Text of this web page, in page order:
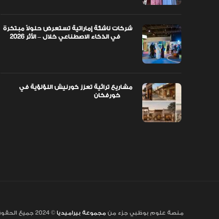
شركات ناشئة إماراتية تستعرض حلولاً مبتكرة
مشاريع تراثية تعزز كورنيش اللؤلؤية في
منصة علوم بوظبي جزء من مجموعة بيراميديا © 2024 جميع الحقوق محفوظة